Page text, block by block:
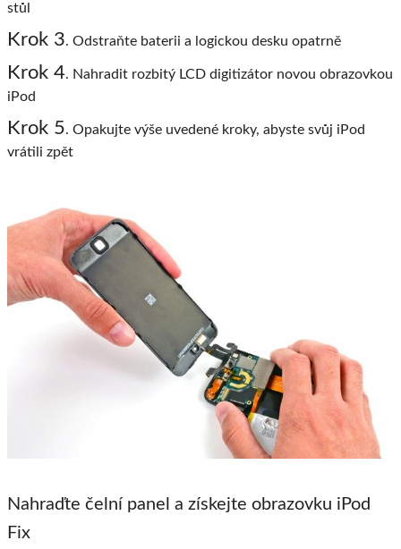
stůl
Krok 3. Odstraňte baterii a logickou desku opatrně
Krok 4. Nahradit rozbitý LCD digitizátor novou obrazovkou
iPod
Krok 5. Opakujte výše uvedené kroky, abyste svůj iPod
vrátili zpět
Nahraďte čelní panel a získejte obrazovku iPod
Fix